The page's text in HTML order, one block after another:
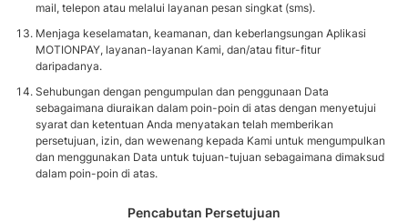
mail, telepon atau melalui layanan pesan singkat (sms).
Menjaga keselamatan, keamanan, dan keberlangsungan Aplikasi
MOTIONPAY, layanan-layanan Kami, dan/atau fitur-fitur
daripadanya.
Sehubungan dengan pengumpulan dan penggunaan Data
sebagaimana diuraikan dalam poin-poin di atas dengan menyetujui
syarat dan ketentuan Anda menyatakan telah memberikan
persetujuan, izin, dan wewenang kepada Kami untuk mengumpulkan
dan menggunakan Data untuk tujuan-tujuan sebagaimana dimaksud
dalam poin-poin di atas.
Pencabutan Persetujuan